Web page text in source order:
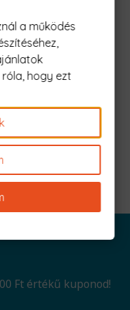
Ft értékű kuponod!
a működés
róla, hogy ezt